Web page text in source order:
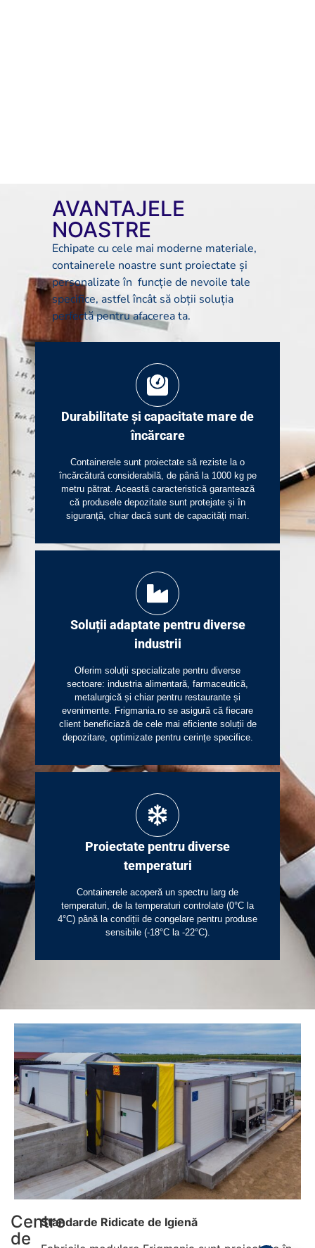
AVANTAJELE
NOASTRE
Echipate cu cele mai moderne materiale,
containerele noastre sunt proiectate și
personalizate în funcție de nevoile tale
specifice, astfel încât să obții soluția
perfectă pentru afacerea ta.
Durabilitate și capacitate mare de
încărcare
Containerele sunt proiectate să reziste la o
încărcătură considerabilă, de până la 1000 kg pe
metru pătrat. Această caracteristică garantează
că produsele depozitate sunt protejate și în
siguranță, chiar dacă sunt de capacități mari.
Soluții adaptate pentru diverse
industrii
Oferim soluții specializate pentru diverse
sectoare: industria alimentară, farmaceutică,
metalurgică și chiar pentru restaurante și
evenimente. Frigmania.ro se asigură că fiecare
client beneficiază de cele mai eficiente soluții de
depozitare, optimizate pentru cerințe specifice.
Proiectate pentru diverse
temperaturi
Containerele acoperă un spectru larg de
temperaturi, de la temperaturi controlate (0°C la
4°C) până la condiții de congelare pentru produse
sensibile (-18°C la -22°C).
Centre
de
Standarde Ridicate de Igienă